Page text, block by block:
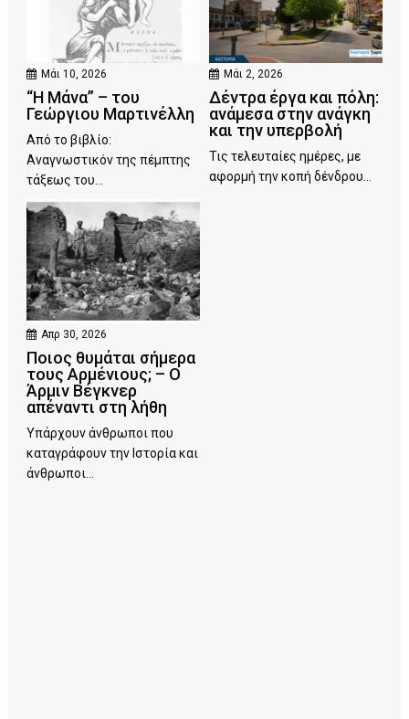
Μάι 10, 2026
“Η Μάνα” – του
Γεώργιου Μαρτινέλλη
Από το βιβλίο:
Αναγνωστικόν της πέμπτης
τάξεως του...
Μάι 2, 2026
Δέντρα έργα και πόλη:
ανάμεσα στην ανάγκη
και την υπερβολή
Τις τελευταίες ημέρες, με
αφορμή την κοπή δένδρου...
Απρ 30, 2026
Ποιος θυμάται σήμερα
τους Αρμένιους; – Ο
Άρμιν Βέγκνερ
απέναντι στη λήθη
Υπάρχουν άνθρωποι που
καταγράφουν την Ιστορία και
άνθρωποι...